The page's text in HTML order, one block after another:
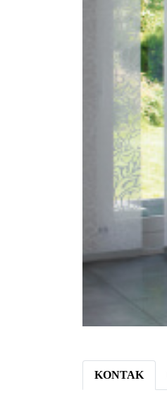
KONTAK